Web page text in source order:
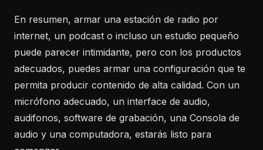
En resumen, armar una estación de radio por
internet, un podcast o incluso un estudio pequeño
puede parecer intimidante, pero con los productos
adecuados, puedes armar una configuración que te
permita producir contenido de alta calidad. Con un
micrófono adecuado, un interface de audio,
audifonos, software de grabación, una Consola de
audio y una computadora, estarás listo para